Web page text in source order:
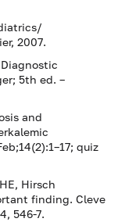
2007.
5th ed. –
and
quiz
Hirsch
finding. Cleve
546-7.